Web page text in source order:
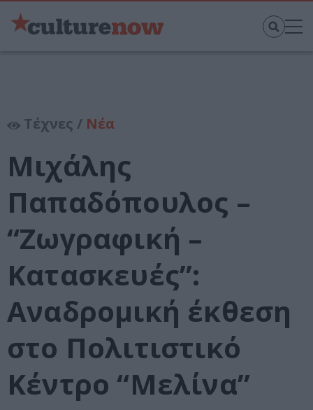
Τέχνες / Νέα
Μιχάλης
Παπαδόπουλος –
“Ζωγραφική –
Κατασκευές”:
Αναδρομική έκθεση
στο Πολιτιστικό
Κέντρο “Μελίνα”